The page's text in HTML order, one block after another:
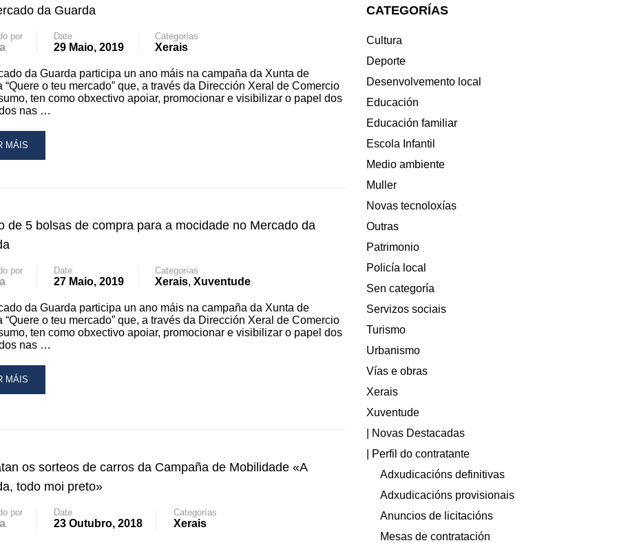
da Guarda
por Date
29 Maio, 2019
Categorías
Xerais
da Guarda participa un ano máis na campaña da Xunta de
“Quere o teu mercado” que, a través da Dirección Xeral de Comercio
ten como obxectivo apoiar, promocionar e visibilizar o papel dos
nas …
MÁIS
de 5 bolsas de compra para a mocidade no Mercado da
por Date
27 Maio, 2019
Categorías
Xerais, Xuventude
da Guarda participa un ano máis na campaña da Xunta de
“Quere o teu mercado” que, a través da Dirección Xeral de Comercio
ten como obxectivo apoiar, promocionar e visibilizar o papel dos
nas …
MÁIS
os sorteos de carros da Campaña de Mobilidade «A
todo moi preto»
por Date
23 Outubro, 2018
Categorías
Xerais
CATEGORÍAS
Cultura
Deporte
Desenvolvemento local
Educación
Educación familiar
Escola Infantil
Medio ambiente
Muller
Novas tecnoloxías
Outras
Patrimonio
Policía local
Sen categoría
Servizos sociais
Turismo
Urbanismo
Vías e obras
Xerais
Xuventude
| Novas Destacadas
| Perfil do contratante
Adxudicacións definitivas
Adxudicacións provisionais
Anuncios de licitacións
Mesas de contratación